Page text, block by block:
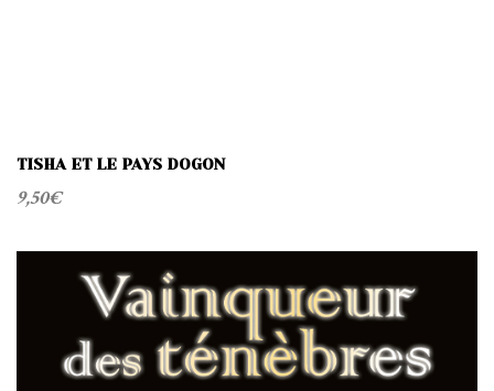
TISHA ET LE PAYS DOGON
9,50€